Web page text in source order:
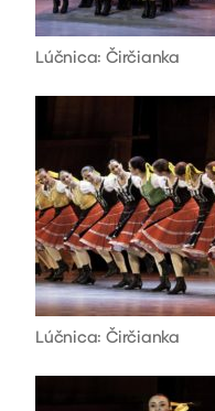
Lúčnica: Čirčianka
Lúčnica: Čirčianka